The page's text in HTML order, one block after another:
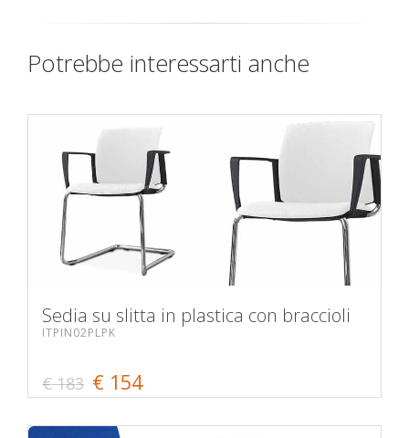
Potrebbe interessarti anche
Sedia su slitta in plastica con braccioli
ITPIN02PLPK
€ 183 € 154